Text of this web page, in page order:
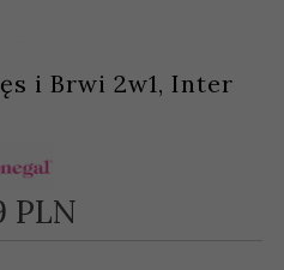
i Brwi 2w1, Inter
PLN